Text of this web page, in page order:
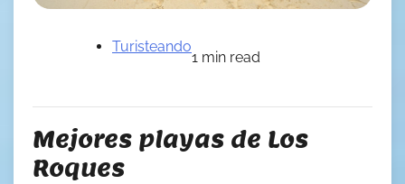
Turisteando
1 min read
Mejores playas de Los
Roques